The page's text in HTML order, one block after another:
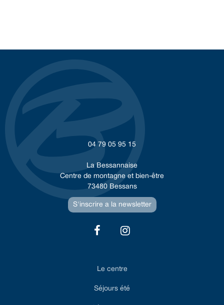
04 79 05 95 15
La Bessannaise
Centre de montagne et bien-être
73480 Bessans
S'inscrire a la newsletter
Le centre
Séjours été